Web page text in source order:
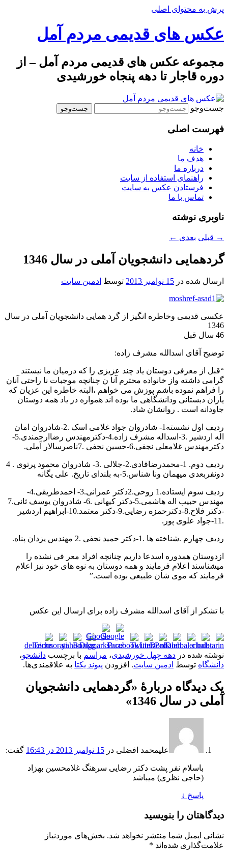
پرش به محتوای اصلی
عکس های قدیمی مردم آمل
مجموعه عکس های قدیمی مردم آمل – از
دوره قاجار تا دهه پنجاه خورشیدی
جست‌وجو
فهرست اصلی
خانه
هدف ما
درباره ما
راهنمای استفاده از سایت
فرستادن عکس به سایت
تماس با ما
ناوبری نوشته
→ قبلی بعدی ←
گردهمایی دانشجویان آملی در سال 1346
ارسال شده در 15 نوامبر 2013 توسط ادمین سایت
عکسی قدیمی وخاطره انگیز از گرد همایی دانشجویان آملی در سال
1346
46 سال قبل
توضیح آقای اسدالله مشرف زاده:
“قبل از معرفی دوستان یاد چند عزیزی را که درمیان ما نیستند
گرامی داشته واز خانواده محترم آنا ن چنانچه موجبات نا راحتی آنان
را فراهم نموده باشم پوزش می خواهم ،البته خاطره این عزیان که
یاران دبستانی ودانشگاهی ما بوده اند همواره در یاد همه دوستان
جاودانه است . روانشان شاد.
ردیف اول نشسته1- شادروان جواد غلامی اسک .2-شادروان امان
اله اردشیر .3-اسداله مشرف زاده.4-دکترمهندس رضاارجمندی.5-
دکترمهندس غلامعلی نجفی.6-حسین نجفی .7ناصرسالار آملی.
ردیف دوم. 1-محمدرضاقادی.2-جلالی .3- شادروان محمود پرتوی . 4
دونفربعدی میهمان ونا شناس.5-به بلندای تاریخ. علی یگانه
ردیف سوم ایستاده.1 روحی.2دکتر عمرانی.3- احمدطریقی.4-
مهندس حبیب اله هاشمی.5-دکتر کیهانی .6- شادروان یوسف ثانی.7
-دکتر فلاح.8-دکترحمزه رضایی.9-دکتر معتمد.10-ابراهیم اردشیر
.11-جواد علوی پور.
ردیف چهارم .شناخته ها .1-دکتر حمید نجفی .2 مهندس یزدان پناه.
ازدوستان همدوره اسدعا داریم چنانچه افراد معر فی نشده را
میشناسند اعلام فرمایند و همه دوستان به نوه های خود نیز اعلام
فرمایند که موی شان طبیعی بوده است.”
با تشکر از آقای اسدالله مشرف زاده برای ارسال این عکس
نوشته شده در دهه چهل خورشیدی، مراسم با برچسب دانشجو،
دانشگاه توسط ادمین سایت. افزودن پیوند یکتا به علاقمندی‌ها.
یک دیدگاه دربارهٔ «گردهمایی دانشجویان
آملی در سال 1346
»
علیمحمد افضلی در 15 نوامبر 2013 در 16:43 گفت:
باسلام نفر پشت دکتر رضایی سرهنگ غلامحسین بهزاد
(حاجی نظری) میباشد
پاسخ ↓
دیدگاهتان را بنویسید
نشانی ایمیل شما منتشر نخواهد شد. بخش‌های موردنیاز
علامت‌گذاری شده‌اند *